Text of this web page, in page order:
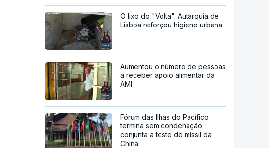
O lixo do "Volta". Autarquia de
Lisboa reforçou higiene urbana
Aumentou o número de pessoas
a receber apoio alimentar da
AMI
Fórum das Ilhas do Pacífico
termina sem condenação
conjunta a teste de míssil da
China